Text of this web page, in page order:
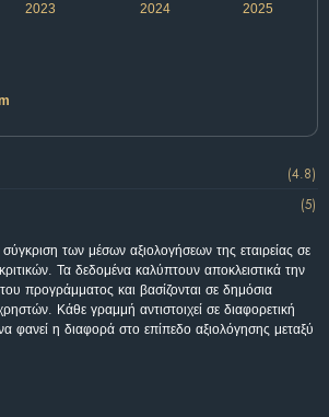
2024
2023 2025
(4.8)
(5)
των μέσων αξιολογήσεων της εταιρείας σε
Τα δεδομένα καλύπτουν αποκλειστικά την
προγράμματος και βασίζονται σε δημόσια
Κάθε γραμμή αντιστοιχεί σε διαφορετική
φανεί η διαφορά στο επίπεδο αξιολόγησης μεταξύ